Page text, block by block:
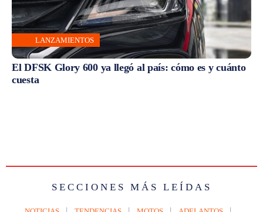
LANZAMIENTOS
El DFSK Glory 600 ya llegó al país: cómo es y cuánto
cuesta
SECCIONES MÁS LEÍDAS